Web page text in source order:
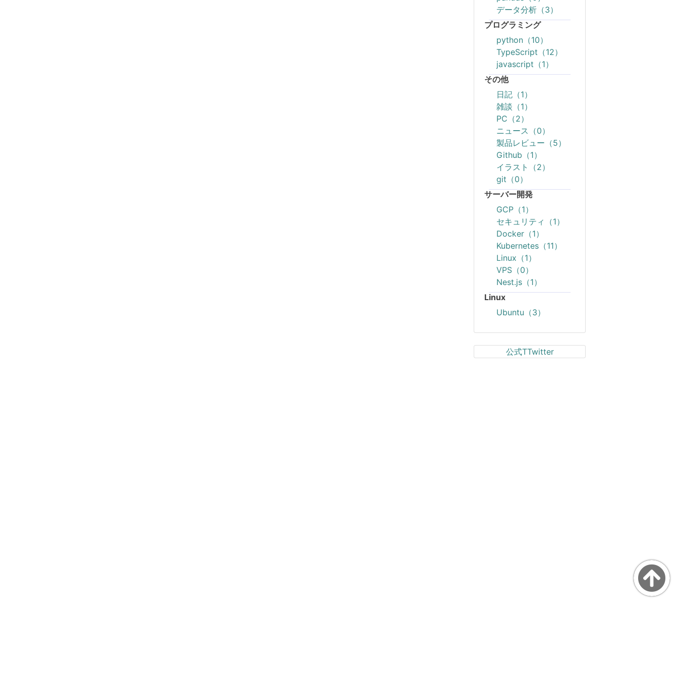
データ分析（3）
プログラミング
python（10）
TypeScript（12）
javascript（1）
その他
日記（1）
雑談（1）
PC（2）
ニュース（0）
製品レビュー（5）
Github（1）
イラスト（2）
git（0）
サーバー開発
GCP（1）
セキュリティ（1）
Docker（1）
Kubernetes（11）
Linux（1）
VPS（0）
Nest.js（1）
Linux
Ubuntu（3）
公式TTwitter